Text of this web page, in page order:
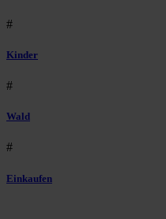
#
Kinder
#
Wald
#
Einkaufen